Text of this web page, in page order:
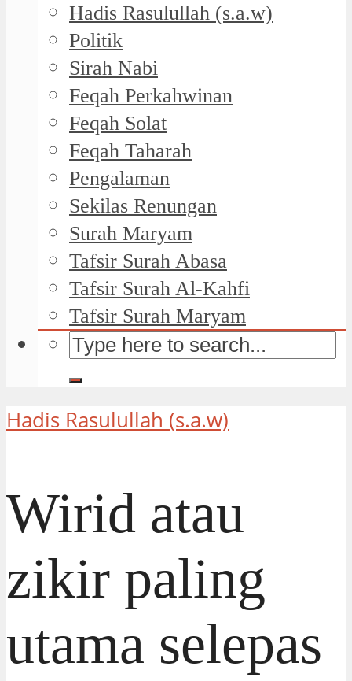
Hadis Rasulullah (s.a.w)
Politik
Sirah Nabi
Feqah Perkahwinan
Feqah Solat
Feqah Taharah
Pengalaman
Sekilas Renungan
Surah Maryam
Tafsir Surah Abasa
Tafsir Surah Al-Kahfi
Tafsir Surah Maryam
Hadis Rasulullah (s.a.w)
Wirid atau
zikir paling
utama selepas